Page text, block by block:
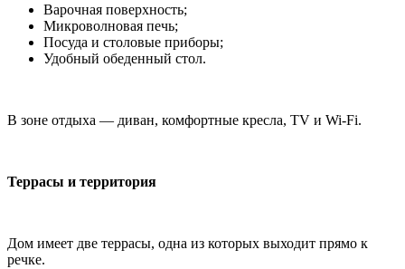
Варочная поверхность;
Микроволновая печь;
Посуда и столовые приборы;
Удобный обеденный стол.
В зоне отдыха — диван, комфортные кресла, TV и Wi-Fi.
Террасы и территория
Дом имеет две террасы, одна из которых выходит прямо к
речке.